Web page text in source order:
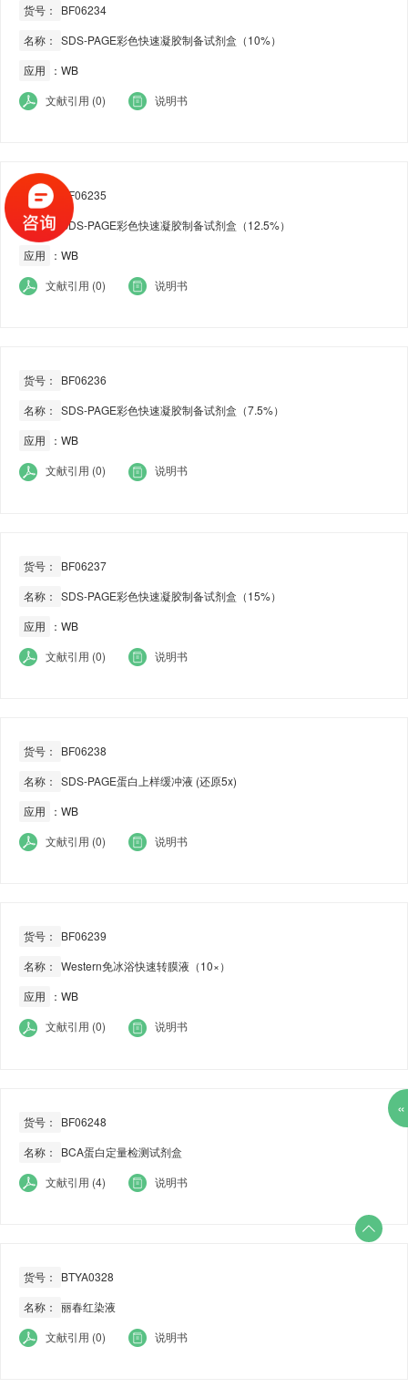
货号：
BF06234
名称： SDS-PAGE彩色快速凝胶制备试剂盒（10%）
应用
：WB
文献引用 (0)
说明书
货号：
BF06235
名称：
SDS-PAGE彩色快速凝胶制备试剂盒（12.5%）
应用
：WB
文献引用 (0)
说明书
货号：
BF06236
名称： SDS-PAGE彩色快速凝胶制备试剂盒（7.5%）
应用
：WB
文献引用 (0)
说明书
货号：
BF06237
名称： SDS-PAGE彩色快速凝胶制备试剂盒（15%）
应用
：WB
文献引用 (0)
说明书
货号：
BF06238
名称： SDS-PAGE蛋白上样缓冲液 (还原5x)
应用
：WB
文献引用 (0)
说明书
货号：
BF06239
名称： Western免冰浴快速转膜液（10×）
应用
：WB
文献引用 (0)
说明书
货号：
BF06248
名称：
BCA蛋白定量检测试剂盒
文献引用 (4)
说明书
货号：
BTYA0328
名称： 丽春红染液
文献引用 (0)
说明书
